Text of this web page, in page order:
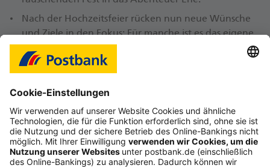
Nach der Hochzeitsfeier rücken nun neue Wünsche
und Ziele in den Fokus: Für manche ist es das eigene
Haus im Grünen, für andere vielleicht Nachwuchs –
oder sogar beides.
erreichen können und was es vor allem hinsichtlich
rund ums Thema Geld zu beachten gilt.